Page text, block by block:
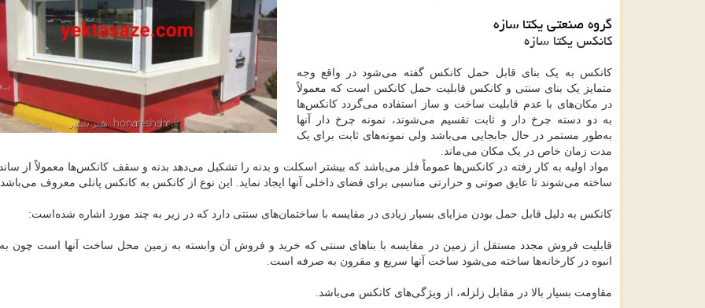
گروه صنعتی یکتا سازه
کانکس یکتا سازه
کانکس به یک بنای قابل حمل کانکس گفته می‌شود در واقع وجه
متمایز یک بنای سنتی و کانکس قابلیت حمل کانکس است که معمولاً
در مکان‌های با عدم قابلیت ساخت و ساز استفاده می‌گردد کانکس‌ها
به دو دسته چرخ دار و ثابت تقسیم می‌شوند، نمونه چرخ دار آنها
به‌طور مستمر در حال جابجایی می‌باشد ولی نمونه‌های ثابت برای یک
مدت زمان خاص در یک مکان می‌ماند.
مواد اولیه به کار رفته در کانکس‌ها عموماً فلز می‌باشد که بیشتر اسکلت و بدنه را تشکیل می‌دهد بدنه و سقف کانکس‌ها معمولاً از
ساخته می‌شوند تا عایق صوتی و حرارتی مناسبی برای فضای داخلی آنها ایجاد نماید. این نوع از کانکس به کانکس پانلی معروف
کانکس به دلیل قابل حمل بودن مزایای بسیار زیادی در مقایسه با ساختمان‌های سنتی دارد که در زیر به چند مورد اشاره شده‌است:
قابلیت فروش مجدد مستقل از زمین در مقایسه با بناهای سنتی که خرید و فروش آن وابسته به زمین محل ساخت آنها است چون
انبوه در کارخانه‌ها ساخته می‌شود ساخت آنها سریع و مقرون به صرفه است.
مقاومت بسیار بالا در مقابل زلزله، از ویژگی‌های کانکس می‌باشد.